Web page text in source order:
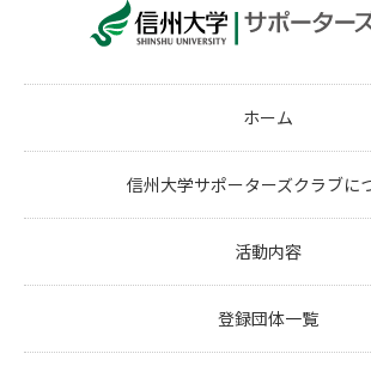
ホーム
信州大学サポーターズクラブに
活動内容
登録団体一覧